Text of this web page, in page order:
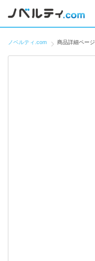
ノベルティ.com 商品詳細ページ